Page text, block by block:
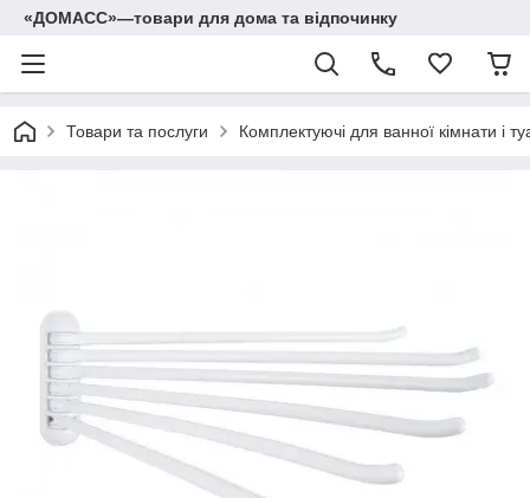
«ДОМАСС»—товари для дома та відпочинку
Товари та послуги Комплектуючі для ванної кімнати і